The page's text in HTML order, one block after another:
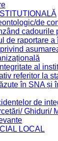
de
cadourile
de raportare
al
referitor la
în SNA și
de
Ghiduri/
LOCAL